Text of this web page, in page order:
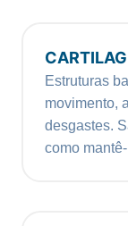
Estruturas
movimento,
desgastes.
como